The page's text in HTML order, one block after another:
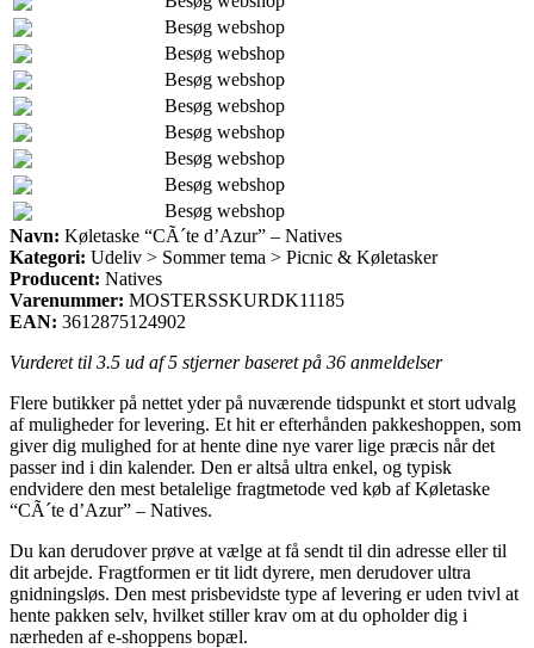
Besøg webshop
Besøg webshop
Besøg webshop
Besøg webshop
Besøg webshop
Besøg webshop
Besøg webshop
Besøg webshop
Navn: Køletaske “CÃ´te d’Azur” – Natives
Kategori: Udeliv > Sommer tema > Picnic & Køletasker
Producent: Natives
Varenummer: MOSTERSSKURDK11185
EAN: 3612875124902
Vurderet til 3.5 ud af 5 stjerner baseret på 36 anmeldelser
Flere butikker på nettet yder på nuværende tidspunkt et stort udvalg
af muligheder for levering. Et hit er efterhånden pakkeshoppen, som
giver dig mulighed for at hente dine nye varer lige præcis når det
passer ind i din kalender. Den er altså ultra enkel, og typisk
endvidere den mest betalelige fragtmetode ved køb af Køletaske
“CÃ´te d’Azur” – Natives.
Du kan derudover prøve at vælge at få sendt til din adresse eller til
dit arbejde. Fragtformen er tit lidt dyrere, men derudover ultra
gnidningsløs. Den mest prisbevidste type af levering er uden tvivl at
hente pakken selv, hvilket stiller krav om at du opholder dig i
nærheden af e-shoppens bopæl.